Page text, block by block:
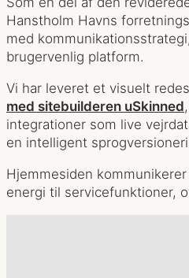
Hanstholm Havns
med
brugervenlig platform.
Vi har leveret et visuelt
med sitebuilderen uSkinned
integrationer som live
en intelligent
Hjemmesiden
energi til servicefunktioner,